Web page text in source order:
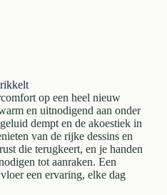
op een heel nieuw
en uitnodigend aan onder
dempt en de akoestiek in
van de rijke dessins en
die terugkeert, en je handen
tot aanraken. Een
een ervaring, elke dag